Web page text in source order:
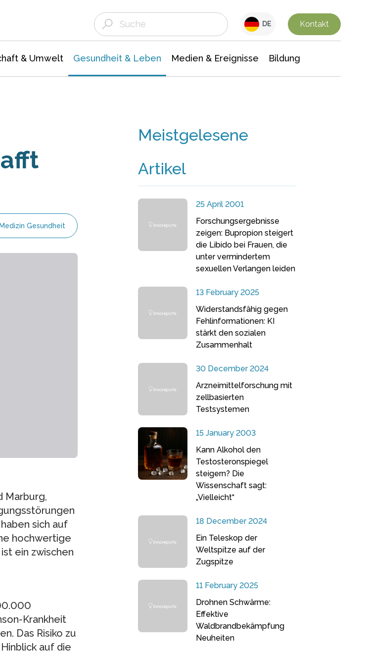
DE Kontakt
& Umwelt Gesundheit & Leben Medien & Ereignisse Bildung
Medizin Gesundheit
Marburg,
sich auf
hochwertige
ein zwischen
Krankheit
Das Risiko zu
auf die
Meistgelesene
Artikel
25 April 2001
Forschungsergebnisse
zeigen: Bupropion steigert
die Libido bei Frauen, die
unter vermindertem
sexuellen Verlangen leiden
13 February 2025
Widerstandsfähig gegen
Fehlinformationen: KI
stärkt den sozialen
Zusammenhalt
30 December 2024
Arzneimittelforschung mit
zellbasierten
Testsystemen
15 January 2003
Kann Alkohol den
Testosteronspiegel
steigern? Die
Wissenschaft sagt:
„Vielleicht“
18 December 2024
Ein Teleskop der
Weltspitze auf der
Zugspitze
11 February 2025
Drohnen Schwärme:
Effektive
Waldbrandbekämpfung
Neuheiten